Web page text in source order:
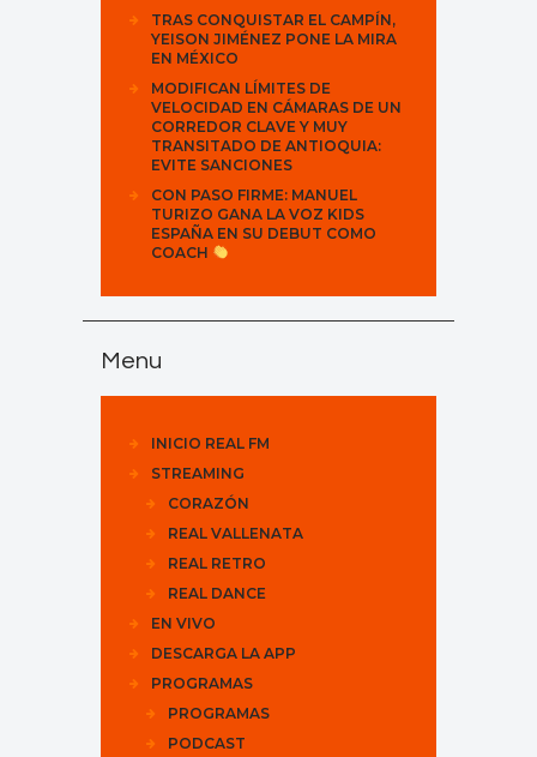
TRAS CONQUISTAR EL CAMPÍN,
YEISON JIMÉNEZ PONE LA MIRA
EN MÉXICO
MODIFICAN LÍMITES DE
VELOCIDAD EN CÁMARAS DE UN
CORREDOR CLAVE Y MUY
TRANSITADO DE ANTIOQUIA:
EVITE SANCIONES
CON PASO FIRME: MANUEL
TURIZO GANA LA VOZ KIDS
ESPAÑA EN SU DEBUT COMO
COACH
Menu
INICIO REAL FM
STREAMING
CORAZÓN
REAL VALLENATA
REAL RETRO
REAL DANCE
EN VIVO
DESCARGA LA APP
PROGRAMAS
PROGRAMAS
PODCAST